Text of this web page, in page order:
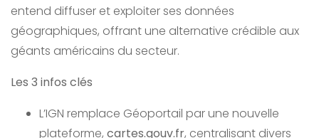
entend diffuser et exploiter ses données
géographiques, offrant une alternative crédible aux
géants américains du secteur.
Les 3 infos clés
L’IGN remplace Géoportail par une nouvelle
plateforme, cartes.gouv.fr, centralisant divers